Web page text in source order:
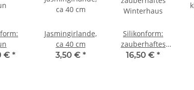
€ *
Jasmingirlande,
ca 40 cm
3,50 € *
Silikonform:
zauberhaftes
Winterhaus
16,50 € *